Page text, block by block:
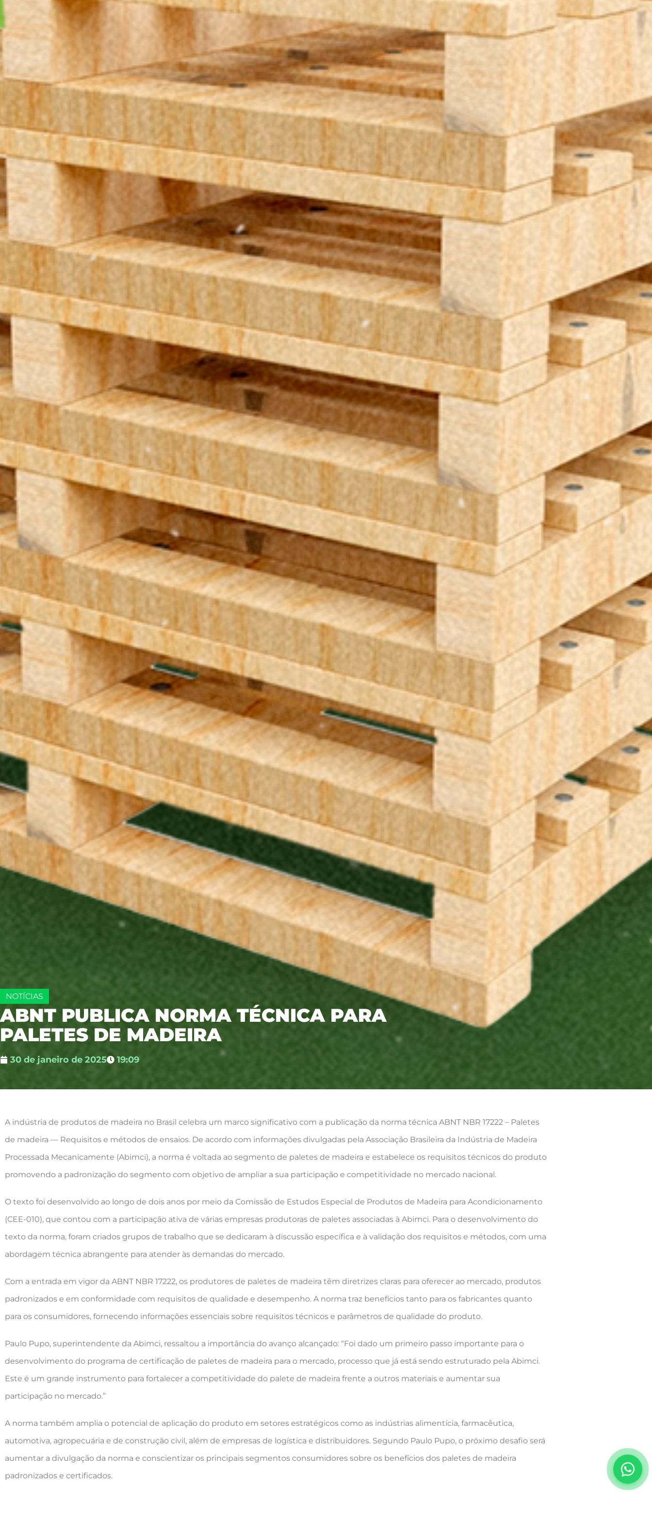
NOTÍCIAS
ABNT PUBLICA NORMA TÉCNICA PARA
PALETES DE MADEIRA
30 de janeiro de 2025 19:09
A indústria de produtos de madeira no Brasil celebra um marco significativo com a publicação da norma técnica ABNT NBR 17222 – Paletes
de madeira — Requisitos e métodos de ensaios. De acordo com informações divulgadas pela Associação Brasileira da Indústria de Madeira
Processada Mecanicamente (Abimci), a norma é voltada ao segmento de paletes de madeira e estabelece os requisitos técnicos do produto
promovendo a padronização do segmento com objetivo de ampliar a sua participação e competitividade no mercado nacional.
O texto foi desenvolvido ao longo de dois anos por meio da Comissão de Estudos Especial de Produtos de Madeira para Acondicionamento
(CEE-010), que contou com a participação ativa de várias empresas produtoras de paletes associadas à Abimci. Para o desenvolvimento do
texto da norma, foram criados grupos de trabalho que se dedicaram à discussão específica e à validação dos requisitos e métodos, com uma
abordagem técnica abrangente para atender às demandas do mercado.
Com a entrada em vigor da ABNT NBR 17222, os produtores de paletes de madeira têm diretrizes claras para oferecer ao mercado, produtos
padronizados e em conformidade com requisitos de qualidade e desempenho. A norma traz benefícios tanto para os fabricantes quanto
para os consumidores, fornecendo informações essenciais sobre requisitos técnicos e parâmetros de qualidade do produto.
Paulo Pupo, superintendente da Abimci, ressaltou a importância do avanço alcançado: “Foi dado um primeiro passo importante para o
desenvolvimento do programa de certificação de paletes de madeira para o mercado, processo que já está sendo estruturado pela Abimci.
Este é um grande instrumento para fortalecer a competitividade do palete de madeira frente a outros materiais e aumentar sua
participação no mercado.”
A norma também amplia o potencial de aplicação do produto em setores estratégicos como as indústrias alimentícia, farmacêutica,
automotiva, agropecuária e de construção civil, além de empresas de logística e distribuidores. Segundo Paulo Pupo, o próximo desafio será
aumentar a divulgação da norma e conscientizar os principais segmentos consumidores sobre os benefícios dos paletes de madeira
padronizados e certificados.